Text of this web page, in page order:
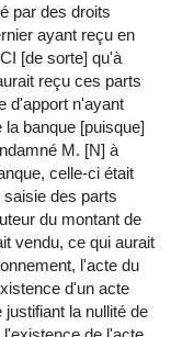
par des droits
ayant reçu en
[de sorte] qu'à
reçu ces parts
d'apport n'ayant
banque [puisque]
M. [N] à
celle-ci était
des parts
du montant de
vendu, ce qui aurait
l'acte du
d'un acte
la nullité de